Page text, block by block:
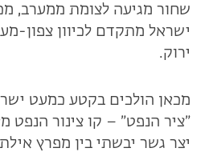
ישראל מתקדם לכיוון צפון-
ירוק.
מכאן הולכים בקטע כמעט
״ציר הנפט״ – קו צינור הנפט
יצר גשר יבשתי בין מפרץ